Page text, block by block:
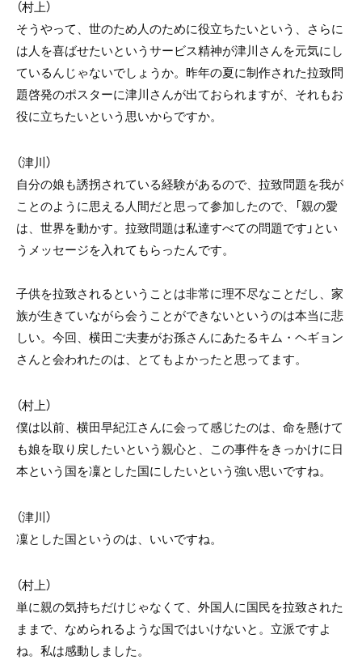
（村上）
そうやって、世のため人のために役立ちたいという、さらに
は人を喜ばせたいというサービス精神が津川さんを元気にし
ているんじゃないでしょうか。昨年の夏に制作された拉致問
題啓発のポスターに津川さんが出ておられますが、それもお
役に立ちたいという思いからですか。
（津川）
自分の娘も誘拐されている経験があるので、拉致問題を我が
ことのように思える人間だと思って参加したので、「親の愛
は、世界を動かす。拉致問題は私達すべての問題です」とい
うメッセージを入れてもらったんです。
子供を拉致されるということは非常に理不尽なことだし、家
族が生きていながら会うことができないというのは本当に悲
しい。今回、横田ご夫妻がお孫さんにあたるキム・ヘギョン
さんと会われたのは、とてもよかったと思ってます。
（村上）
僕は以前、横田早紀江さんに会って感じたのは、命を懸けて
も娘を取り戻したいという親心と、この事件をきっかけに日
本という国を凜とした国にしたいという強い思いですね。
（津川）
凜とした国というのは、いいですね。
（村上）
単に親の気持ちだけじゃなくて、外国人に国民を拉致された
ままで、なめられるような国ではいけないと。立派ですよ
ね。私は感動しました。